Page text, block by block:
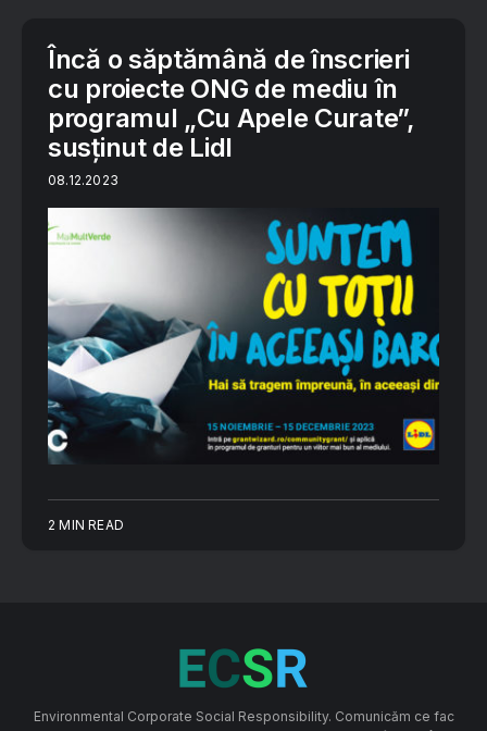
Încă o săptămână de înscrieri
cu proiecte ONG de mediu în
programul „Cu Apele Curate”,
susținut de Lidl
08.12.2023
2 MIN READ
Environmental Corporate Social Responsibility. Comunicăm ce fac